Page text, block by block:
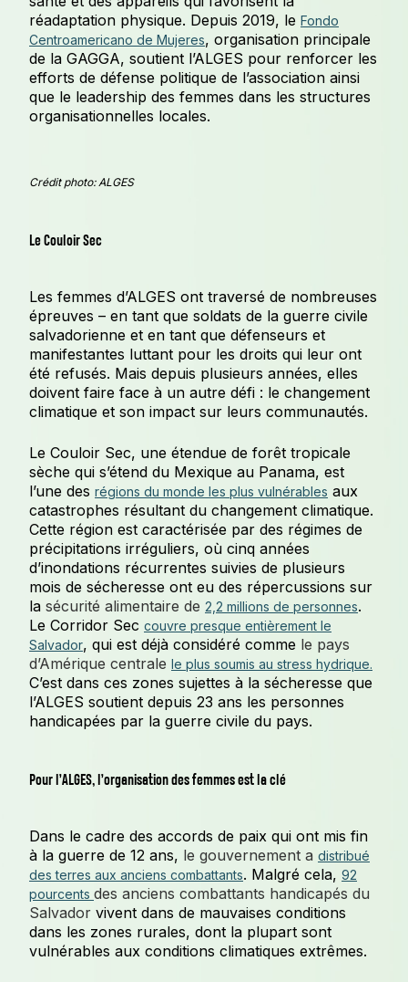
réadaptation physique. Depuis 2019, le Fondo
Centroamericano de Mujeres, organisation principale
de la GAGGA, soutient l’ALGES pour renforcer les
efforts de défense politique de l’association ainsi
que le leadership des femmes dans les structures
organisationnelles locales.
Crédit photo: ALGES
Le Couloir Sec
Les femmes d’ALGES ont traversé de nombreuses
épreuves – en tant que soldats de la guerre civile
salvadorienne et en tant que défenseurs et
manifestantes luttant pour les droits qui leur ont
été refusés. Mais depuis plusieurs années, elles
doivent faire face à un autre défi : le changement
climatique et son impact sur leurs communautés.
Le Couloir Sec, une étendue de forêt tropicale
sèche qui s’étend du Mexique au Panama, est
l’une des régions du monde les plus vulnérables aux
catastrophes résultant du changement climatique.
Cette région est caractérisée par des régimes de
précipitations irréguliers, où cinq années
d’inondations récurrentes suivies de plusieurs
mois de sécheresse ont eu des répercussions sur
la sécurité alimentaire de 2,2 millions de personnes.
Le Corridor Sec couvre presque entièrement le
Salvador, qui est déjà considéré comme le pays
d’Amérique centrale le plus soumis au stress hydrique.
C’est dans ces zones sujettes à la sécheresse que
l’ALGES soutient depuis 23 ans les personnes
handicapées par la guerre civile du pays.
Pour l’ALGES, l’organisation des femmes est la clé
Dans le cadre des accords de paix qui ont mis fin
à la guerre de 12 ans, le gouvernement a distribué
des terres aux anciens combattants. Malgré cela, 92
pourcents des anciens combattants handicapés du
Salvador vivent dans de mauvaises conditions
dans les zones rurales, dont la plupart sont
vulnérables aux conditions climatiques extrêmes.